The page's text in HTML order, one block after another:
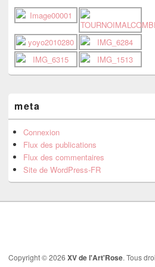
meta
Connexion
Flux des publications
Flux des commentaires
Site de WordPress-FR
Copyright © 2026 XV de l'Art'Rose. Tous